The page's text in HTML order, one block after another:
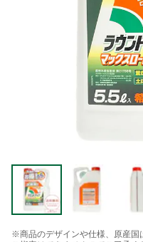
※商品のデザインや仕様、原産国